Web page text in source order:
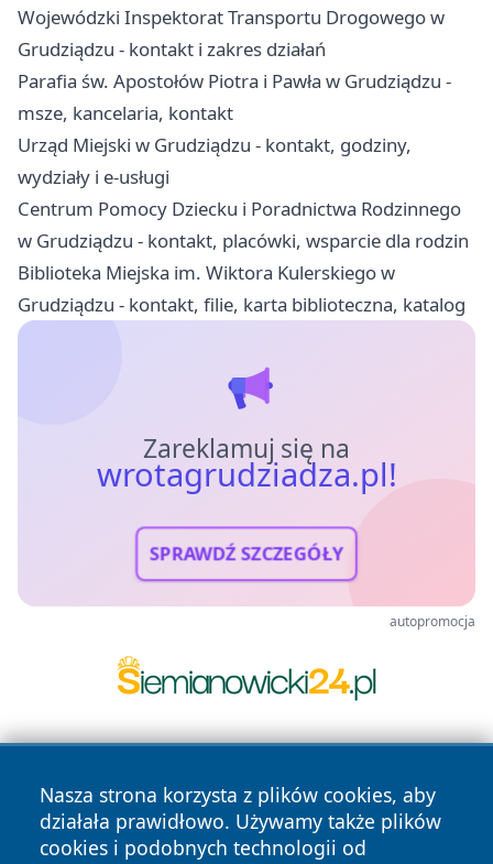
Wojewódzki Inspektorat Transportu Drogowego w
Grudziądzu - kontakt i zakres działań
Parafia św. Apostołów Piotra i Pawła w Grudziądzu -
msze, kancelaria, kontakt
Urząd Miejski w Grudziądzu - kontakt, godziny,
wydziały i e-usługi
Centrum Pomocy Dziecku i Poradnictwa Rodzinnego
w Grudziądzu - kontakt, placówki, wsparcie dla rodzin
Biblioteka Miejska im. Wiktora Kulerskiego w
Grudziądzu - kontakt, filie, karta biblioteczna, katalog
Zareklamuj się na
wrotagrudziadza.pl!
SPRAWDŹ SZCZEGÓŁY
autopromocja
Nasza strona korzysta z plików cookies, aby
działała prawidłowo. Używamy także plików
cookies i podobnych technologii od